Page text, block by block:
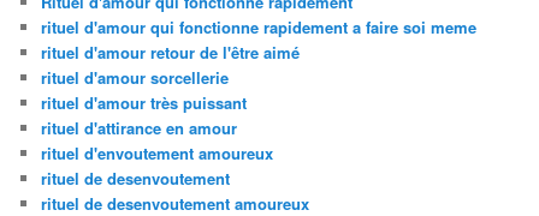
rituel d'amour qui fonctionne rapidement a faire soi meme
rituel d'amour retour de l'être aimé
rituel d'amour sorcellerie
rituel d'amour très puissant
rituel d'attirance en amour
rituel d'envoutement amoureux
rituel de desenvoutement
rituel de desenvoutement amoureux